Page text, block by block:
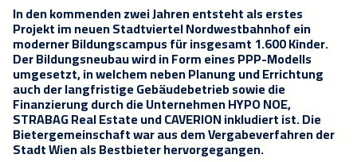
In den kommenden zwei Jahren entsteht als erstes
Projekt im neuen Stadtviertel Nordwestbahnhof ein
moderner Bildungscampus für insgesamt 1.600 Kinder.
Der Bildungsneubau wird in Form eines PPP-Modells
umgesetzt, in welchem neben Planung und Errichtung
auch der langfristige Gebäudebetrieb sowie die
Finanzierung durchdie Unternehmen HYPO NOE,
STRABAG Real Estate und CAVERION inkludiert ist. Die
Bietergemeinschaft war aus dem Vergabeverfahren der
Stadt Wien als Bestbieter hervorgegangen.